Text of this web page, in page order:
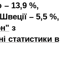
– 13,9 %,
– 5,5 %,
з
статистики в